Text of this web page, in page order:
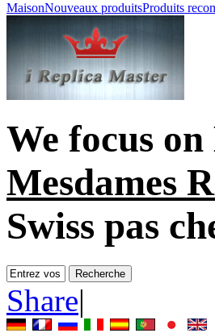
MaisonNouveaux produitsProduits
We focus on
Mesdames
Swiss pas
Share|